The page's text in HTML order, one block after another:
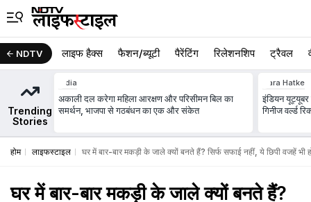
NDTV लाइफ हैक्स फैशन/ब्‍यूटी पैरेंटिंग रिलेशनशिप ट्रैवल
Trending
Stories
India
अकाली दल करेगा महिला आरक्षण और परिसीमन बिल का
समर्थन, भाजपा से गठबंधन का एक और संकेत
Zara Hatke
इंडियन
गिनीज वर्ल्ड
होम लाइफस्टाइल घर में बार-बार मकड़ी के जाले क्यों बनते हैं? सिर्फ सफाई नहीं, ये छिपी वजहें भी
घर में बार-बार मकड़ी के जाले क्यों बनते हैं?